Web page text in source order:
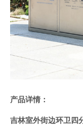
产品详情：
吉林室外街边环卫四